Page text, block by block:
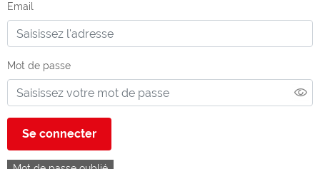
Email
Mot de passe
Se connecter